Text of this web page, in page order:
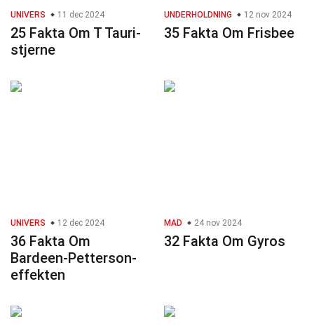
UNIVERS 11 dec 2024
25 Fakta Om T Tauri-
stjerne
UNDERHOLDNING 12 nov 2024
35 Fakta Om Frisbee
UNIVERS 12 dec 2024
36 Fakta Om
Bardeen-Petterson-
effekten
MAD 24 nov 2024
32 Fakta Om Gyros